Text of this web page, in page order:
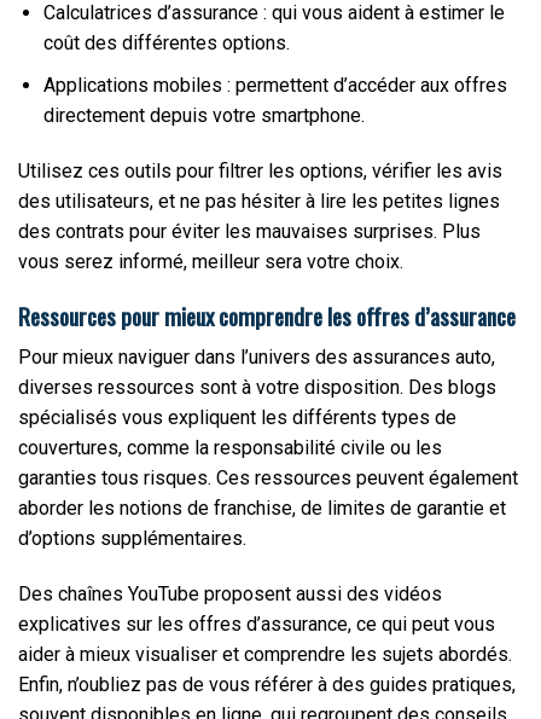
Calculatrices d’assurance : qui vous aident à estimer le
coût des différentes options.
Applications mobiles : permettent d’accéder aux offres
directement depuis votre smartphone.
Utilisez ces outils pour filtrer les options, vérifier les avis
des utilisateurs, et ne pas hésiter à lire les petites lignes
des contrats pour éviter les mauvaises surprises. Plus
vous serez informé, meilleur sera votre choix.
Ressources pour mieux comprendre les offres d’assurance
Pour mieux naviguer dans l’univers des assurances auto,
diverses ressources sont à votre disposition. Des blogs
spécialisés vous expliquent les différents types de
couvertures, comme la responsabilité civile ou les
garanties tous risques. Ces ressources peuvent également
aborder les notions de franchise, de limites de garantie et
d’options supplémentaires.
Des chaînes YouTube proposent aussi des vidéos
explicatives sur les offres d’assurance, ce qui peut vous
aider à mieux visualiser et comprendre les sujets abordés.
Enfin, n’oubliez pas de vous référer à des guides pratiques,